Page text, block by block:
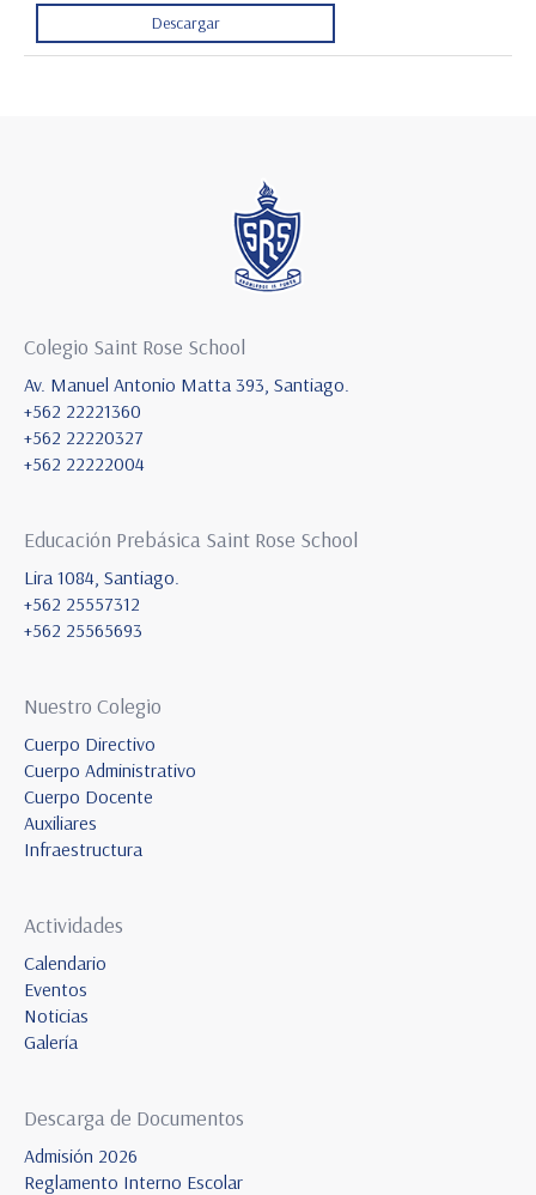
Descargar
Colegio Saint Rose School
Av. Manuel Antonio Matta 393, Santiago.
+562 22221360
+562 22220327
+562 22222004
Educación Prebásica Saint Rose School
Lira 1084, Santiago.
+562 25557312
+562 25565693
Nuestro Colegio
Cuerpo Directivo
Cuerpo Administrativo
Cuerpo Docente
Auxiliares
Infraestructura
Actividades
Calendario
Eventos
Noticias
Galería
Descarga de Documentos
Admisión 2026
Reglamento Interno Escolar